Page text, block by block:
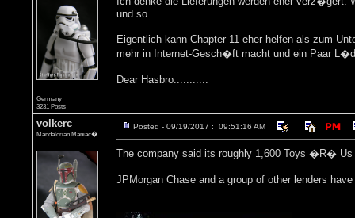
Germany
3231 Posts
und so.
Eigentlich kann Chapter 11 eher helfen als zum
mehr in Internet-Gesch�ft macht und ein Paar
Dear Hasbro...........
volkerc
Mandalorian Maniac�
Posted - 09/19/2017 : 09:51:16 AM
The company said its roughly 1,600 Toys �R�
JPMorgan Chase and a group of other lenders